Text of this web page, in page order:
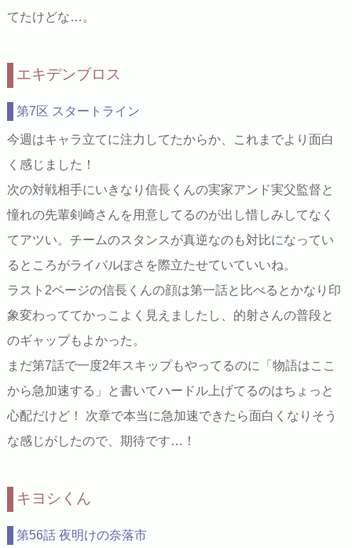
てたけどな…。
エキデンブロス
第7区 スタートライン
今週はキャラ立てに注力してたからか、これまでより面白
く感じました！
次の対戦相手にいきなり信長くんの実家アンド実父監督と
憧れの先輩剣崎さんを用意してるのが出し惜しみしてなく
てアツい。チームのスタンスが真逆なのも対比になってい
るところがライバルぽさを際立たせていていいね。
ラスト2ページの信長くんの顔は第一話と比べるとかなり印
象変わっててかっこよく見えましたし、的射さんの普段と
のギャップもよかった。
まだ第7話で一度2年スキップもやってるのに「物語はここ
から急加速する」と書いてハードル上げてるのはちょっと
心配だけど！ 次章で本当に急加速できたら面白くなりそう
な感じがしたので、期待です…！
キヨシくん
第56話 夜明けの奈落市